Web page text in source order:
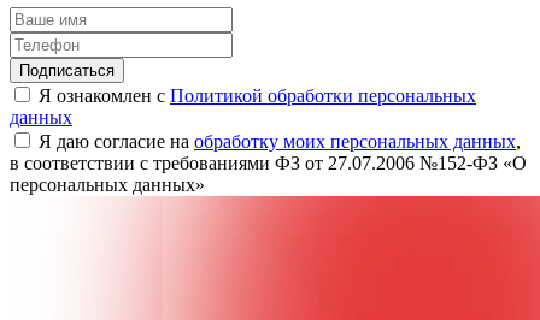
Подписаться
Я ознакомлен с Политикой обработки персональных
данных
Я даю согласие на обработку моих персональных данных,
в соответствии с требованиями ФЗ от 27.07.2006 №152-ФЗ «О
персональных данных»